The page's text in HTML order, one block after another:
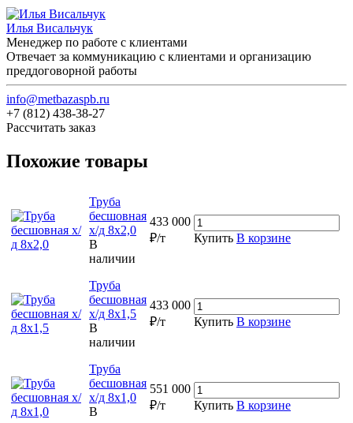
Илья Висальчук
Менеджер по работе с клиентами
Отвечает за коммуникацию с клиентами и организацию
преддоговорной работы
info@metbazaspb.ru
+7 (812) 438-38-27
Рассчитать заказ
Похожие товары
Труба
бесшовная
х/д 8х2,0
В
наличии
433 000
₽/т
Купить В корзине
Труба
бесшовная
х/д 8х1,5
В
наличии
433 000
₽/т
Купить В корзине
Труба
бесшовная
х/д 8х1,0
В
551 000
₽/т
Купить В корзине